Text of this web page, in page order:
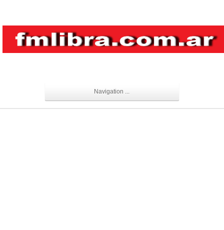
Navigation ...